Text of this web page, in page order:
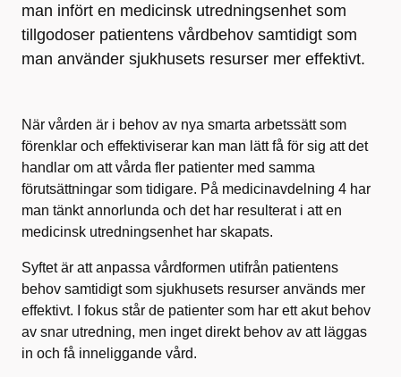
man infört en medicinsk utredningsenhet som
tillgodoser patientens vårdbehov samtidigt som
man använder sjukhusets resurser mer effektivt.
När vården är i behov av nya smarta arbetssätt som
förenklar och effektiviserar kan man lätt få för sig att det
handlar om att vårda fler patienter med samma
förutsättningar som tidigare. På medicinavdelning 4 har
man tänkt annorlunda och det har resulterat i att en
medicinsk utredningsenhet har skapats.
Syftet är att anpassa vårdformen utifrån patientens
behov samtidigt som sjukhusets resurser används mer
effektivt. I fokus står de patienter som har ett akut behov
av snar utredning, men inget direkt behov av att läggas
in och få inneliggande vård.